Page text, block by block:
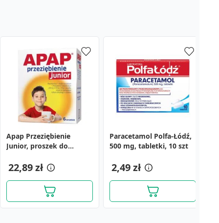
Apap Przeziębienie
Junior, proszek do
doustnego, saszetki, 6
22,89 zł
Paracetamol Polfa-Łódź,
500 mg, tabletki, 10 szt
2,49 zł